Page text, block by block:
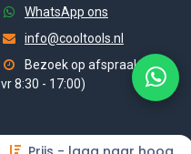
WhatsApp ons
info@cooltools.nl
Bezoek op afspraak (ma-
vr 8:30 - 17:00)